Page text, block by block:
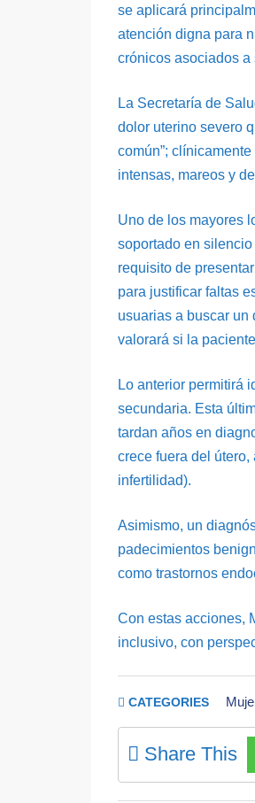
se aplicará
atención digna para
crónicos asociados a
La Secretaría de
dolor uterino severo
común”;
intensas, mareos y
Uno de los mayores
soportado en
requisito de
para justificar faltas
usuarias a buscar un
valorará si la
Lo anterior permitirá
secundaria. Esta
tardan años en
crece fuera del
infertilidad).
Asimismo, un
padecimientos
como trastornos
Con estas acciones,
inclusivo, con
CATEGORIES
Share This